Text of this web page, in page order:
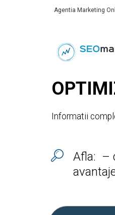
Agentia Marketing
Informatii
Afla: –